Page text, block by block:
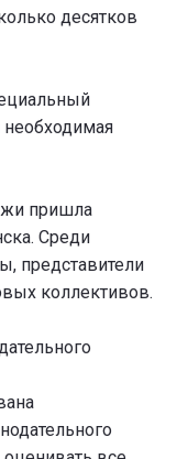
десятков
необходимая
пришла
Среди
представители
коллективов.